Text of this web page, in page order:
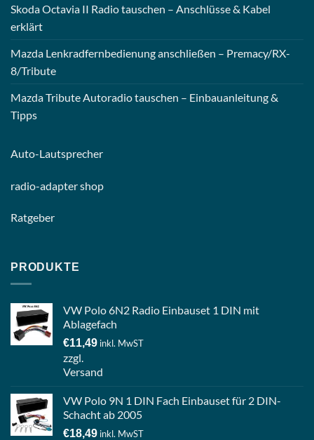
Skoda Octavia II Radio tauschen – Anschlüsse & Kabel
erklärt
Mazda Lenkradfernbedienung anschließen – Premacy/RX-
8/Tribute
Mazda Tribute Autoradio tauschen – Einbauanleitung &
Tipps
Auto-Lautsprecher
radio-adapter shop
Ratgeber
PRODUKTE
VW Polo 6N2 Radio Einbauset 1 DIN mit
Ablagefach
€11,49 inkl. MwST
zzgl.
Versand
VW Polo 9N 1 DIN Fach Einbauset für 2 DIN-
Schacht ab 2005
€18,49 inkl. MwST